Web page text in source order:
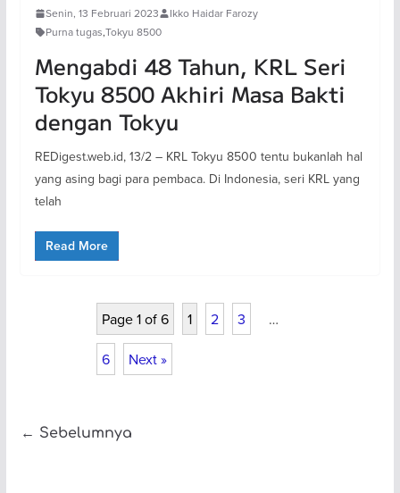
Senin, 13 Februari 2023
Ikko Haidar Farozy
Purna tugas,Tokyu 8500
Mengabdi 48 Tahun, KRL Seri
Tokyu 8500 Akhiri Masa Bakti
dengan Tokyu
REDigest.web.id, 13/2 – KRL Tokyu 8500 tentu bukanlah hal
yang asing bagi para pembaca. Di Indonesia, seri KRL yang
telah
Read More
Page 1 of 6 1 2 3 …
6 Next »
← Sebelumnya